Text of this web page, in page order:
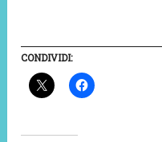
CONDIVIDI: